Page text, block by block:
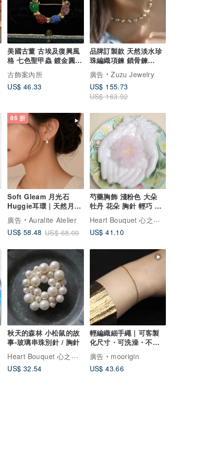
美國古董 古埃及復興風
格 七色聖甲蟲 鍍金圓環
胸針
古飾案內所
US$ 46.33
品牌訂製款 天然淡水珍
珠編織項鍊 鎖骨鍊
316L醫療鋼18k金
廣告
Zuzu Jewelry
US$ 155.73
US$ 163.92
86 折
Soft Gleam 月光石
Huggie耳環 | 天然月光
石 925銀鍍金小圈耳環
廣告
Auralite Atelier
US$ 58.48 US$ 68.00
芍藥胸飾 淺粉色 大朵
牡丹 花朵 胸針 輕巧 優
雅 高貴 清新 爽朗 夏季
帽子 芍藥 牡丹 壓克力
樹脂
Heart Bouquet 心之花束
US$ 41.10
秋天的森林 小松鼠的故
事-玻璃串珠別針 / 胸針
Heart Bouquet 心之花束
US$ 32.54
輕編織細手繩 | 可客製
化尺寸・可洗澡・不掉
色
廣告
moorigin
US$ 43.66